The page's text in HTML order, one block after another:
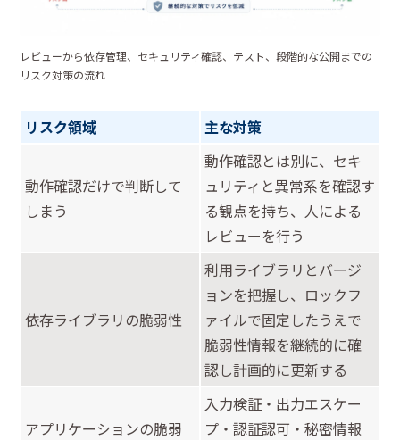
レビューから依存管理、セキュリティ確認、テスト、段階的な公開までの
リスク対策の流れ
リスク領域 主な対策
動作確認だけで判断して
しまう
動作確認とは別に、セキ
ュリティと異常系を確認す
る観点を持ち、人による
レビューを行う
依存ライブラリの脆弱性
利用ライブラリとバージ
ョンを把握し、ロックフ
ァイルで固定したうえで
脆弱性情報を継続的に確
認し計画的に更新する
アプリケーションの脆弱
入力検証・出力エスケー
プ・認証認可・秘密情報